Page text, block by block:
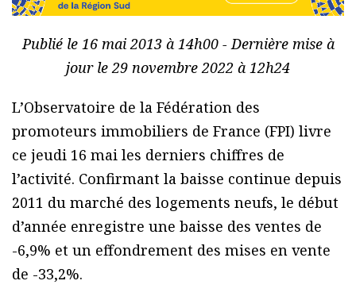
Publié le 16 mai 2013 à 14h00 - Dernière mise à
jour le 29 novembre 2022 à 12h24
L’Observatoire de la Fédération des
promoteurs immobiliers de France (FPI) livre
ce jeudi 16 mai les derniers chiffres de
l’activité. Confirmant la baisse continue depuis
2011 du marché des logements neufs, le début
d’année enregistre une baisse des ventes de
-6,9% et un effondrement des mises en vente
de -33,2%.